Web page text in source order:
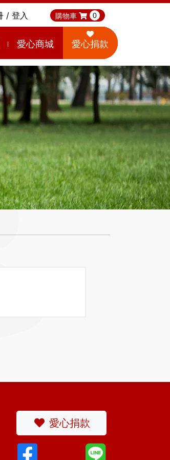
/ 登入 購物車 0
愛心商城 愛心捐款
愛心捐款